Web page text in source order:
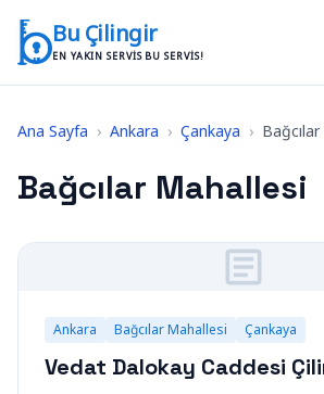
Bu Çilingir
EN YAKIN SERVIS BU SERVIS!
Ana Sayfa › Ankara › Çankaya ›
Bağcılar Mahallesi
Ankara Bağcılar Mahallesi Çankaya
Vedat Dalokay Caddesi